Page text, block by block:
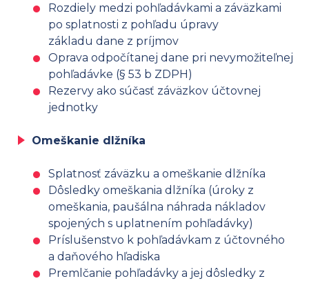
Rozdiely medzi pohľadávkami a záväzkami
po splatnosti z pohľadu úpravy
základu dane z príjmov
Oprava odpočítanej dane pri nevymožiteľnej
pohľadávke (§ 53 b ZDPH)
Rezervy ako súčasť záväzkov účtovnej
jednotky
Omeškanie dlžníka
Splatnosť záväzku a omeškanie dlžníka
Dôsledky omeškania dlžníka (úroky z
omeškania, paušálna náhrada nákladov
spojených s uplatnením pohľadávky)
Príslušenstvo k pohľadávkam z účtovného
a daňového hľadiska
Premlčanie pohľadávky a jej dôsledky z